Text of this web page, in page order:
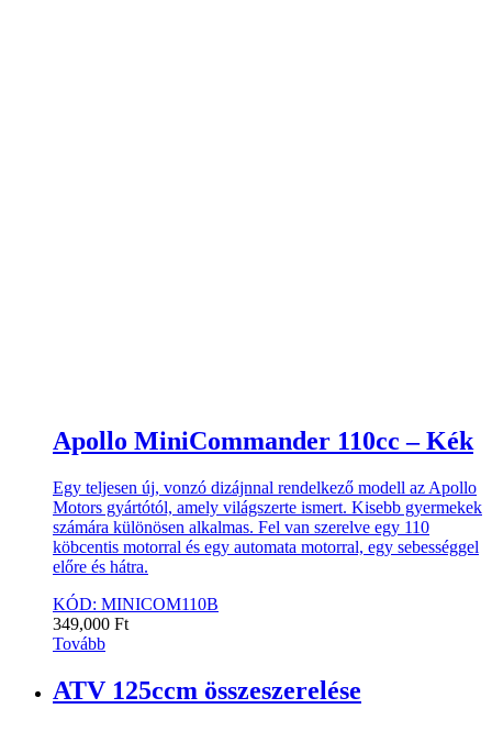
Apollo MiniCommander 110cc – Kék
Egy teljesen új, vonzó dizájnnal rendelkező modell az Apollo
Motors gyártótól, amely világszerte ismert. Kisebb gyermekek
számára különösen alkalmas. Fel van szerelve egy 110
köbcentis motorral és egy automata motorral, egy sebességgel
előre és hátra.
KÓD: MINICOM110B
349,000 Ft
Tovább
ATV 125ccm összeszerelése